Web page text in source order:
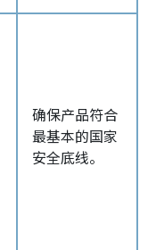
确保产品符合
最基本的国家
安全底线。